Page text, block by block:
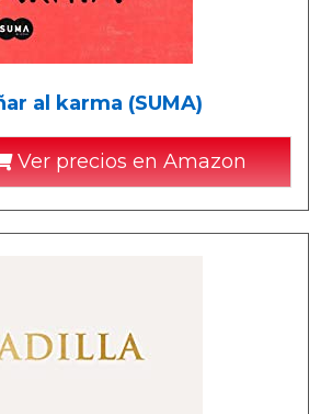
al karma (SUMA)
Ver precios en Amazon